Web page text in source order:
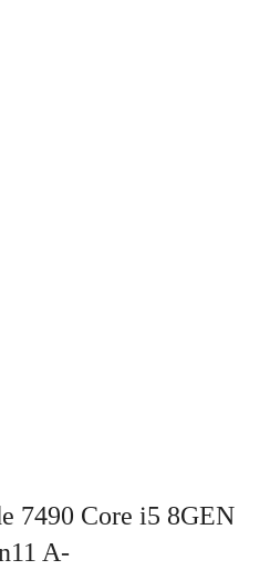
7490 Core i5 8GEN
A-